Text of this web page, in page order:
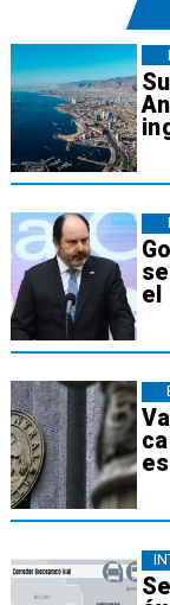
el